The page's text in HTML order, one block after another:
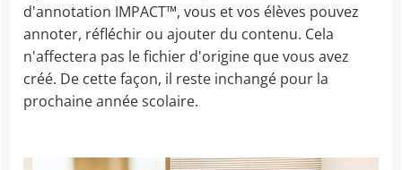
d'annotation IMPACT™, vous et vos élèves pouvez
annoter, réfléchir ou ajouter du contenu. Cela
n'affectera pas le fichier d'origine que vous avez
créé. De cette façon, il reste inchangé pour la
prochaine année scolaire.